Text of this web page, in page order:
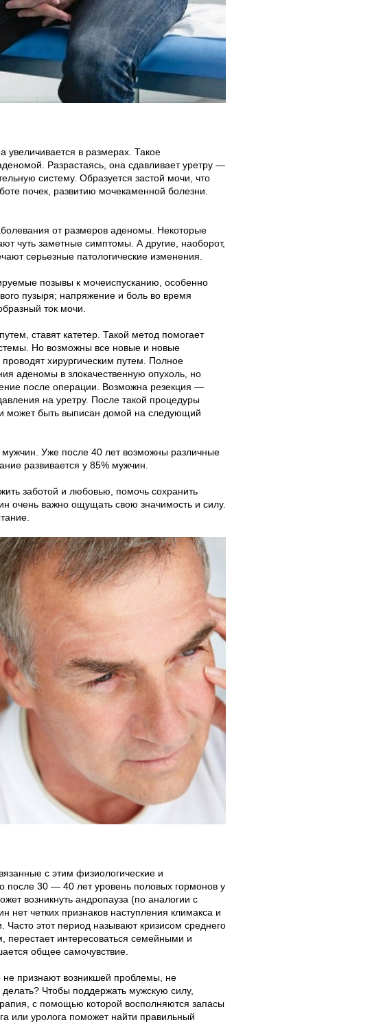
увеличивается в размерах. Такое
Разрастаясь, она сдавливает уретру —
систему. Образуется застой мочи, что
почек, развитию мочекаменной болезни.
от размеров аденомы. Некоторые
чуть заметные симптомы. А другие, наоборот,
серьезные патологические изменения.
позывы к мочеиспусканию, особенно
пузыря; напряжение и боль во время
ток мочи.
ставят катетер. Такой метод помогает
Но возможны все новые и новые
хирургическим путем. Полное
аденомы в злокачественную опухоль, но
после операции. Возможна резекция —
на уретру. После такой процедуры
может быть выписан домой на следующий
Уже после 40 лет возможны различные
развивается у 85% мужчин.
заботой и любовью, помочь сохранить
очень важно ощущать свою значимость и силу.
с этим физиологические и
после 30 — 40 лет уровень половых гормонов у
возникнуть андропауза (по аналогии с
четких признаков наступления климакса и
этот период называют кризисом среднего
перестает интересоваться семейными и
общее самочувствие.
не признают возникшей проблемы, не
Чтобы поддержать мужскую силу,
с помощью которой восполняются запасы
или уролога поможет найти правильный